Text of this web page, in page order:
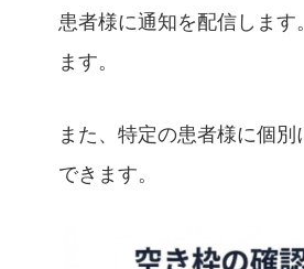
患者様に通知を配信しま
ます。
また、特定の患者様に個
できます。